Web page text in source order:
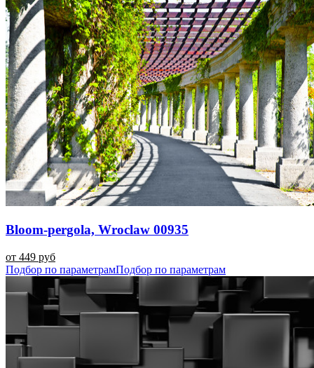
Bloom-pergola, Wroclaw 00935
от 449 руб
Подбор по параметрамПодбор по параметрам